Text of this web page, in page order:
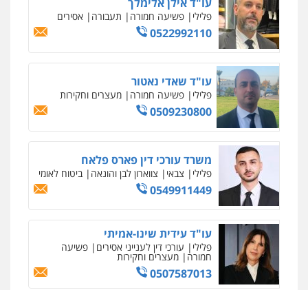
פלילי פשיעה חמורה תעבורה אסירים
0522992110
עו"ד שאדי נאטור
פלילי פשיעה חמורה מעצרים וחקירות
0509230800
משרד עורכי דין פארס פלאח
פלילי צבאי צווארון לבן והונאה ביטוח לאומי
0549911449
עו"ד עידית שינו-אמיתי
פלילי עורכי דין לענייני אסירים פשיעה
חמורה מעצרים וחקירות
0507587013